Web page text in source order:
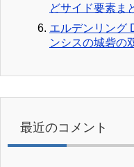
どサイド要素ま
エルデンリング
ンシスの城砦の
最近のコメント